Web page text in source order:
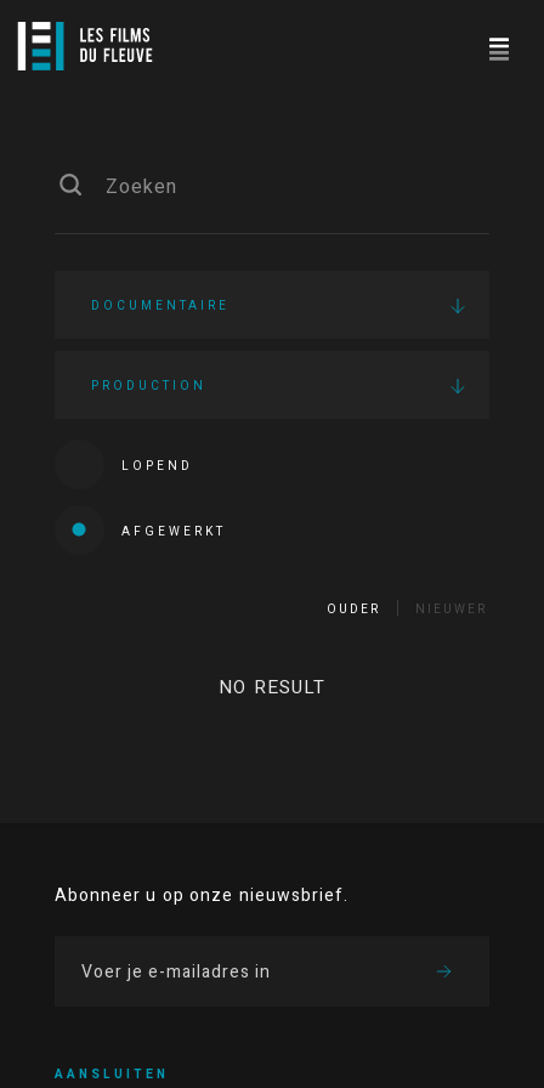
DOCUMENTAIRE
PRODUCTION
LOPEND
AFGEWERKT
OUDER NIEUWER
NO RESULT
Abonneer u op onze nieuwsbrief.
AANSLUITEN